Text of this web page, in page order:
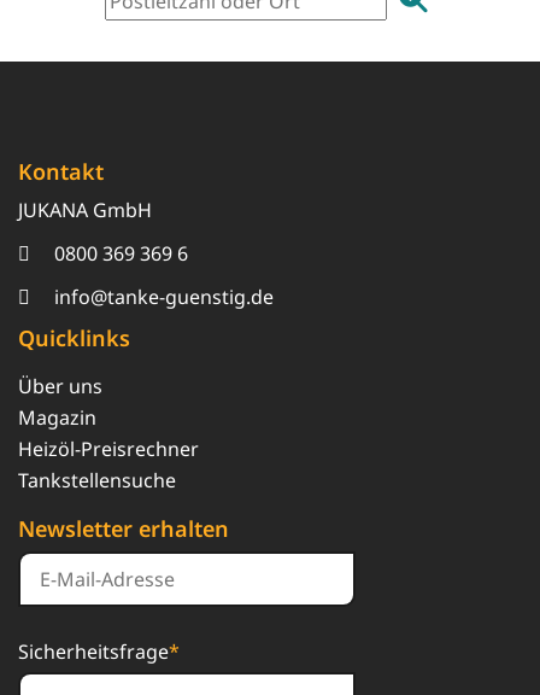
Kontakt
JUKANA GmbH
0800 369 369 6
info@tanke-guenstig.de
Quicklinks
Über uns
Magazin
Heizöl-Preisrechner
Tankstellensuche
Newsletter erhalten
Sicherheitsfrage*